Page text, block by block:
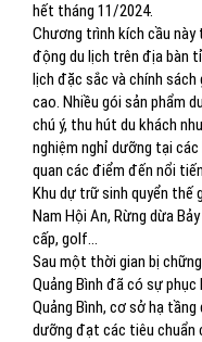
hết tháng 11/2024.
Chương trình kích cầu
động du lịch trên địa bàn
lịch đặc sắc và chính
cao. Nhiều gói sản phẩm
chú ý, thu hút du khách
nghiệm nghỉ dưỡng tại
quan các điểm đến nổi
Khu dự trữ sinh quyển thế
Nam Hội An, Rừng dừa
cấp, golf...
Sau một thời gian bị
Quảng Bình đã có sự
Quảng Bình, cơ sở hạ
dưỡng đạt các tiêu chuẩn